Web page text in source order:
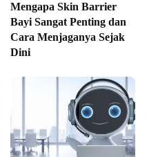
Mengapa Skin Barrier
Bayi Sangat Penting dan
Cara Menjaganya Sejak
Dini